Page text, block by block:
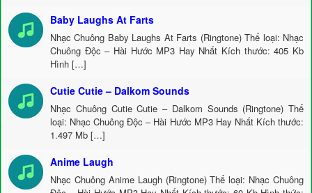
Baby Laughs At Farts
Nhạc Chuông Baby Laughs At Farts (Ringtone) Thể loại: Nhạc
Chuông Độc – Hài Hước MP3 Hay Nhất Kích thước: 405 Kb
Hình […]
Cutie Cutie – Dalkom Sounds
Nhạc Chuông Cutie Cutie – Dalkom Sounds (Ringtone) Thể
loại: Nhạc Chuông Độc – Hài Hước MP3 Hay Nhất Kích thước:
1.497 Mb […]
Anime Laugh
Nhạc Chuông Anime Laugh (Ringtone) Thể loại: Nhạc Chuông